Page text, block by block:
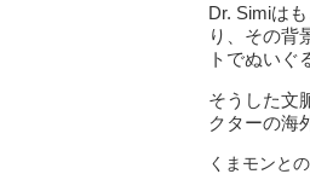
Dr. Simiは
り、その背
トでぬいぐ
そうした文
クターの海
くまモンと